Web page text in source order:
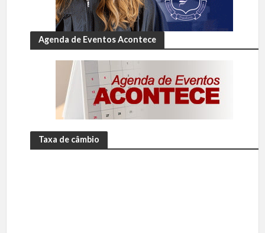
Agenda de Eventos Acontece
Taxa de câmbio